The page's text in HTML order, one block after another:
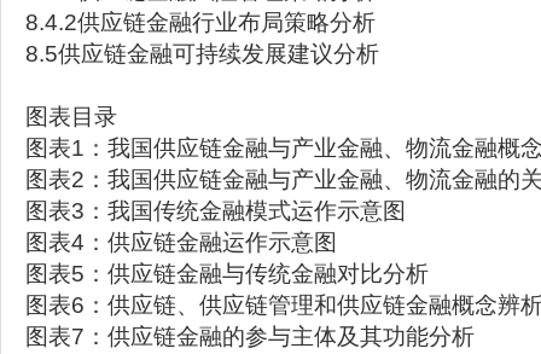
8.4.2供应链金融行业布局策略分析
8.5供应链金融可持续发展建议分析
图表目录
图表1：我国供应链金融与产业金融、物流金融概
图表2：我国供应链金融与产业金融、物流金融的
图表3：我国传统金融模式运作示意图
图表4：供应链金融运作示意图
图表5：供应链金融与传统金融对比分析
图表6：供应链、供应链管理和供应链金融概念辨
图表7：供应链金融的参与主体及其功能分析